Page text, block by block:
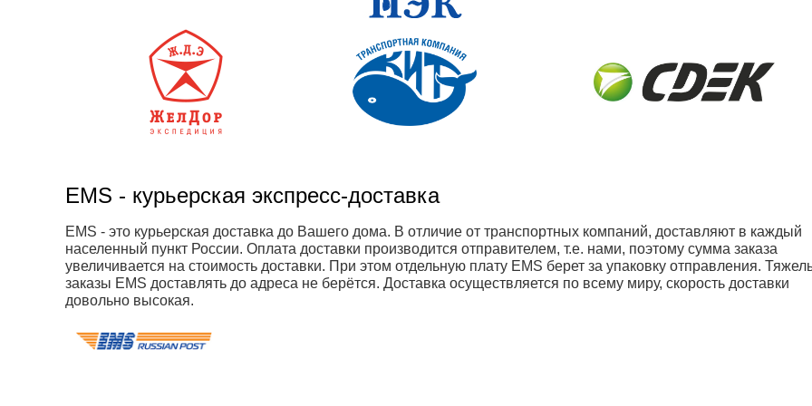
EMS - курьерская экспресс-доставка
EMS - это курьерская доставка до Вашего дома. В отличие от транспортных компаний, доставляют в каждый
населенный пункт России. Оплата доставки производится отправителем, т.е. нами, поэтому сумма заказа
увеличивается на стоимость доставки. При этом отдельную плату EMS берет за упаковку отправления.
заказы EMS доставлять до адреса не берётся. Доставка осуществляется по всему миру, скорость доставки
довольно высокая.